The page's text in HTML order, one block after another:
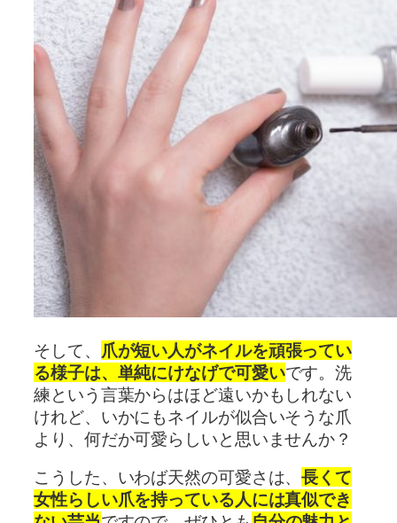
そして、
爪が短い人がネイルを頑張ってい
る様子は、単純にけなげで可愛いです。洗
練という言葉からはほど遠いかもしれない
けれど、いかにもネイルが似合いそうな爪
より、何だか可愛らしいと思いませんか？
こうした、いわば天然の可愛さは、長くて
女性らしい爪を持っている人には真似でき